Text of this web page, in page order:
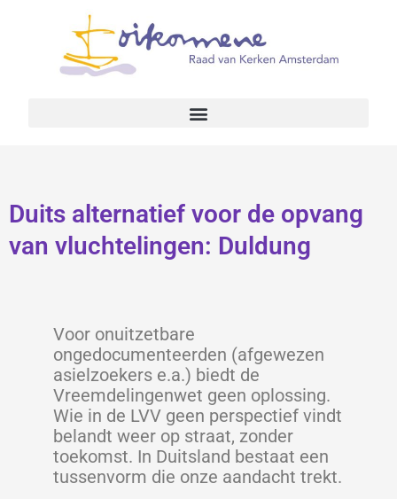
Duits alternatief voor de opvang
van vluchtelingen: Duldung
Voor onuitzetbare
ongedocumenteerden (afgewezen
asielzoekers e.a.) biedt de
Vreemdelingenwet geen oplossing.
Wie in de LVV geen perspectief vindt
belandt weer op straat, zonder
toekomst. In Duitsland bestaat een
tussenvorm die onze aandacht trekt.